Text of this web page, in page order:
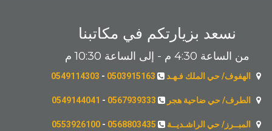
نسعد بزيارتكم في مكاتبنا
من الساعة 4:30 م - إلى الساعة 10:30 م
الهفوف/ حي الملك فـهـد 0503915163
-
0549114303
الطرف/ حي ضاحية هجر 0567939333
-
0549144041
المبــرز/ حي الراشـديــة 0568803435
-
0553926100